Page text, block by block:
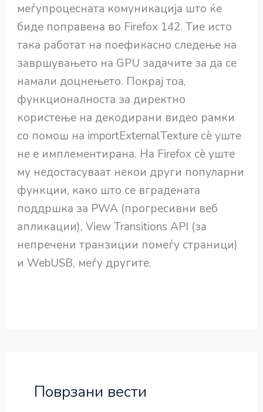
меѓупроцесната комуникација што ќе
биде поправена во Firefox 142. Тие исто
така работат на поефикасно следење на
завршувањето на GPU задачите за да се
намали доцнењето. Покрај тоа,
функционалноста за директно
користење на декодирани видео рамки
со помош на importExternalTexture сè уште
не е имплементирана. На Firefox сè уште
му недостасуваат некои други популарни
функции, како што се вградената
поддршка за PWA (прогресивни веб
апликации), View Transitions API (за
непречени транзиции помеѓу страници)
и WebUSB, меѓу другите.
Поврзани вести